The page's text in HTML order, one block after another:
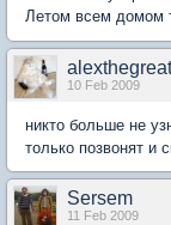
Летом всем домом
10 Feb 2009
никто больше не
только позвонят и
Sersem
11 Feb 2009